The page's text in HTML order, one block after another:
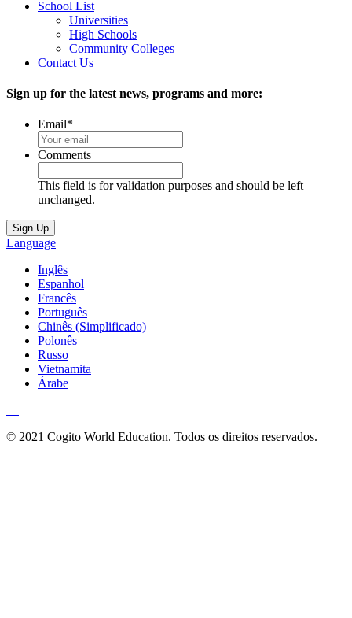
School List
Universities
High Schools
Community Colleges
Contact Us
Sign up for the latest news, programs and more:
Email*
Comments
This field is for validation purposes and should be left
unchanged.
Language
Inglês
Espanhol
Francês
Português
Chinês (Simplificado)
Polonês
Russo
Vietnamita
Árabe
© 2021 Cogito World Education. Todos os direitos reservados.